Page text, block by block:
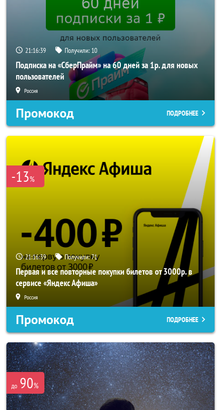
21:16:38 Получили: 10
Подписка на «СберПрайм» на 60 дней за 1р. для новых
пользователей
Россия
Промокод ПОДРОБНЕЕ
-13%
21:16:38 Получили:71
Первая и все повторные покупки билетов от 3000р. в
сервисе «Яндекс Афиша»
Россия
Промокод ПОДРОБНЕЕ
до 90%